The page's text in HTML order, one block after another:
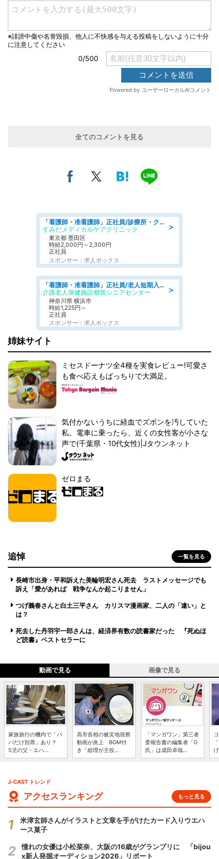
全てのコメントを見る
＞
「看護師・准看護師」正社員/診療所・クリニック/正看護師
すみだメディカルケアクリニック
東京都 墨田区
時給2,000円～2,300円
正社員
スポンサー：求人ボックス
＞
「看護師・准看護師」正社員/老人短期入所施設
介護老人保健施設都筑シニアセンター
神奈川県 横浜市
時給1,225円～
正社員
スポンサー：求人ボックス
姉妹サイト
ミセスドーナツ全4種を実食レビュー!可愛さ
も食べ応えもばっちりで大満足。
気付かないうちに経血でズボンを汚していた
私。電車に乗ったら、近くの女性客が小さな
声で(千葉県・10代女性)|Jタウンネット
ゼロまる
追悼 一覧を見る
長崎市出身・平和訴えた美輪明宏さん死去 ラストメッセージでも
訴え「愛があれば 戦争なんか起こりません」
つげ義春さんと白土三平さん カリスマ漫画家、二人の「違い」と
は？
死去した丹羽宇一郎さんは、経済界有数の読書家だった 『死ぬほ
ど読書』ベストセラーに
動画で見る 画像で見る
家族旅行の機内で「パ
パだけ別席」あり？
5児の父・エハ...
高市首相の被災地視察
動画が炎上 BGM付
き「総理が主役...
「マンガワン」第三者
委報告書の編集者「G
氏」は成田卓哉...
J-CAST トレンド
アクセスランキング もっと見る
米津玄師さんがイラストと文章を手がけたカード入りウエハ
ース菓子
憧れの女優は小松菜奈、大阪の16歳がグランプリに 「bijou
x新人発掘オーディション2026」リポート